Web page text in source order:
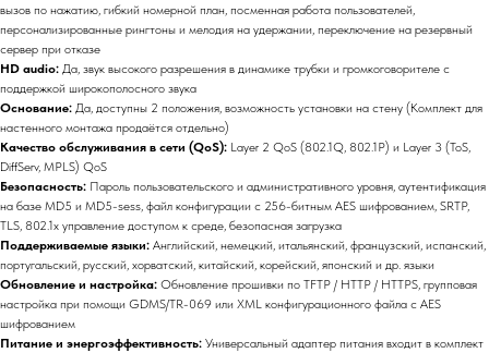
вызов по нажатию, гибкий номерной план, посменная работа пользователей,
персонализированные рингтоны и мелодия на удержании, переключение на резервный
сервер при отказе
HD audio: Да, звук высокого разрешения в динамике трубки и громкоговорителе с
поддержкой широкополосного звука
Основание: Да, доступны 2 положения, возможность установки на стену (Комплект для
настенного монтажа продаётся отдельно)
Качество обслуживания в сети (QoS): Layer 2 QoS (802.1Q, 802.1P) и Layer 3 (ToS,
DiffServ, MPLS) QoS
Безопасность: Пароль пользовательского и административного уровня, аутентификация
на базе MD5 и MD5-sess, файл конфигурации с 256-битным AES шифрованием, SRTP,
TLS, 802.1x управление доступом к среде, безопасная загрузка
Поддерживаемые языки: Английский, немецкий, итальянский, французский, испанский,
португальский, русский, хорватский, китайский, корейский, японский и др. языки
Обновление и настройка: Обновление прошивки по TFTP / HTTP / HTTPS, групповая
настройка при помощи GDMS/TR-069 или XML конфигурационного файла с AES
шифрованием
Питание и энергоэффективность: Универсальный адаптер питания входит в комплект